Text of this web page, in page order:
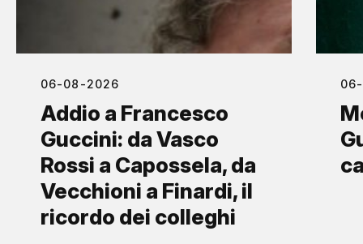
06-08-2026
Addio a Francesco
Guccini: da Vasco
Rossi a Capossela, da
Vecchioni a Finardi, il
ricordo dei colleghi